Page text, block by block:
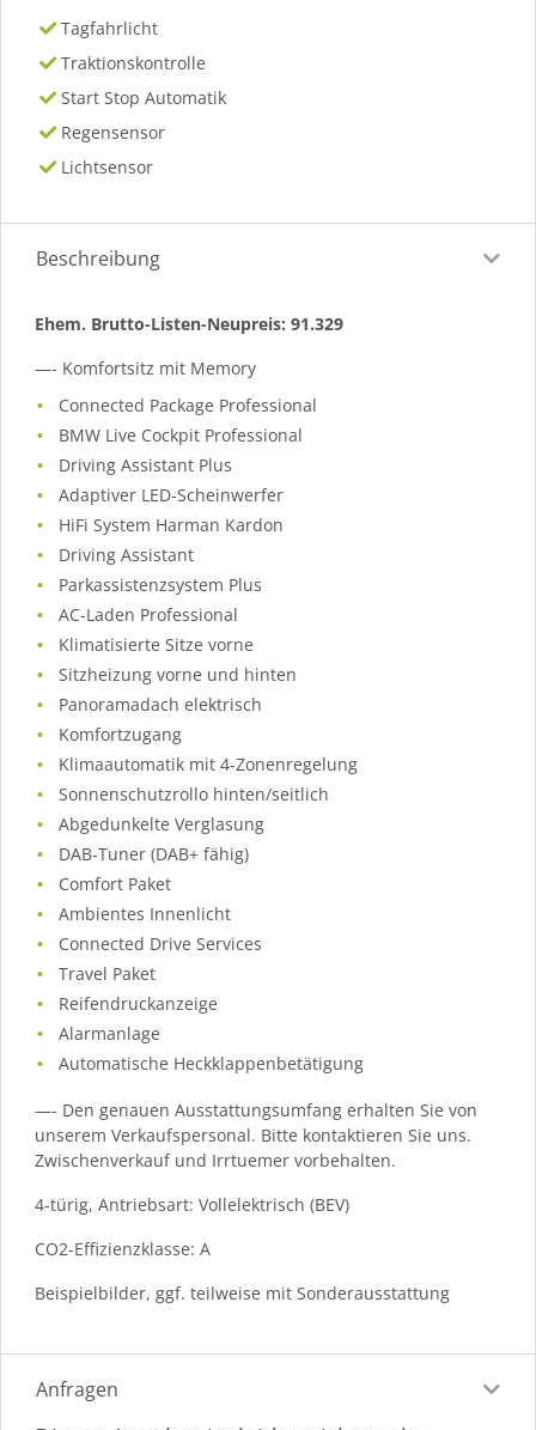
Tagfahrlicht
Traktionskontrolle
Start Stop Automatik
Regensensor
Lichtsensor
Beschreibung
Ehem. Brutto-Listen-Neupreis: 91.329
—- Komfortsitz mit Memory
Connected Package Professional
BMW Live Cockpit Professional
Driving Assistant Plus
Adaptiver LED-Scheinwerfer
HiFi System Harman Kardon
Driving Assistant
Parkassistenzsystem Plus
AC-Laden Professional
Klimatisierte Sitze vorne
Sitzheizung vorne und hinten
Panoramadach elektrisch
Komfortzugang
Klimaautomatik mit 4-Zonenregelung
Sonnenschutzrollo hinten/seitlich
Abgedunkelte Verglasung
DAB-Tuner (DAB+ fähig)
Comfort Paket
Ambientes Innenlicht
Connected Drive Services
Travel Paket
Reifendruckanzeige
Alarmanlage
Automatische Heckklappenbetätigung
—- Den genauen Ausstattungsumfang erhalten Sie von
unserem Verkaufspersonal. Bitte kontaktieren Sie uns.
Zwischenverkauf und Irrtuemer vorbehalten.
4-türig, Antriebsart: Vollelektrisch (BEV)
CO2-Effizienzklasse: A
Beispielbilder, ggf. teilweise mit Sonderausstattung
Anfragen